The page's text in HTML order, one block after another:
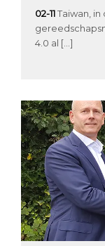
02-11 Taiwan,
4.0 al […]